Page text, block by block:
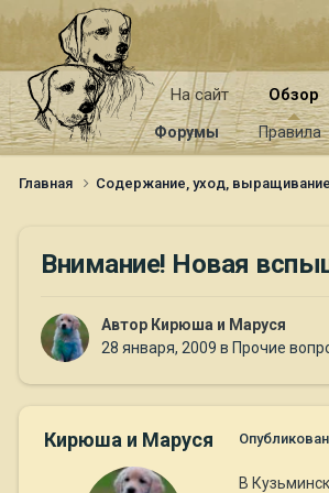
На сайт Обзор
Форумы Правила
Главная Содержание, уход, выращивание
Внимание! Новая
Автор Кирюша и Маруся
28 января, 2009 в Прочие
Кирюша и Маруся
В